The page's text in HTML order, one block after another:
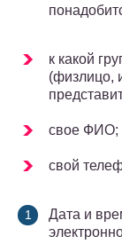
к какой
(физлицо,
свое ФИО;
свой
Дата и